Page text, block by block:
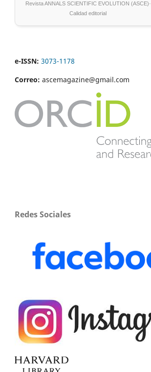
Revista ANNALS SCIENTIFIC EVOLUTION (ASCE)·
Calidad editorial
e-ISSN: 3073-1178
Correo: ascemagazine@gmail.com
Redes Sociales